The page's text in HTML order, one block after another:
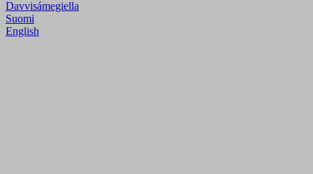
Davvisámegiella
Suomi
English